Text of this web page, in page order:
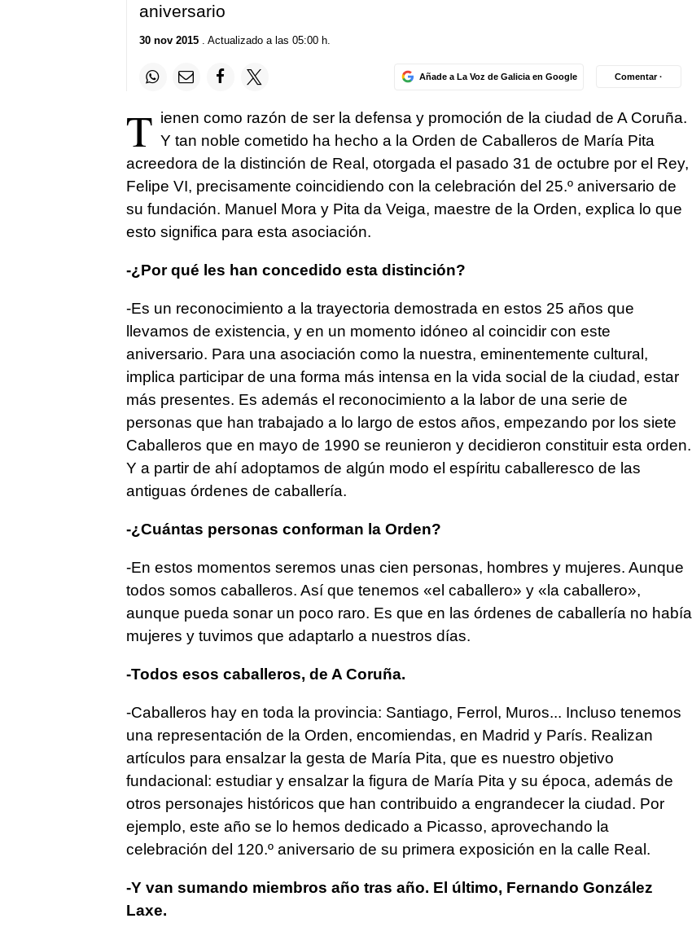
aniversario
30 nov 2015. Actualizado a las 05:00 h.
Añade a La Voz de Galicia en Google Comentar ·
T ienen como razón de ser la defensa y promoción de la ciudad de A Coruña.
Y tan noble cometido ha hecho a la Orden de Caballeros de María Pita
acreedora de la distinción de Real, otorgada el pasado 31 de octubre por el Rey,
Felipe VI, precisamente coincidiendo con la celebración del 25.º aniversario de
su fundación. Manuel Mora y Pita da Veiga, maestre de la Orden, explica lo que
esto significa para esta asociación.
-¿Por qué les han concedido esta distinción?
-Es un reconocimiento a la trayectoria demostrada en estos 25 años que
llevamos de existencia, y en un momento idóneo al coincidir con este
aniversario. Para una asociación como la nuestra, eminentemente cultural,
implica participar de una forma más intensa en la vida social de la ciudad, estar
más presentes. Es además el reconocimiento a la labor de una serie de
personas que han trabajado a lo largo de estos años, empezando por los siete
Caballeros que en mayo de 1990 se reunieron y decidieron constituir esta orden.
Y a partir de ahí adoptamos de algún modo el espíritu caballeresco de las
antiguas órdenes de caballería.
-¿Cuántas personas conforman la Orden?
-En estos momentos seremos unas cien personas, hombres y mujeres. Aunque
todos somos caballeros. Así que tenemos «el caballero» y «la caballero»,
aunque pueda sonar un poco raro. Es que en las órdenes de caballería no había
mujeres y tuvimos que adaptarlo a nuestros días.
-Todos esos caballeros, de A Coruña.
-Caballeros hay en toda la provincia: Santiago, Ferrol, Muros... Incluso tenemos
una representación de la Orden, encomiendas, en Madrid y París. Realizan
artículos para ensalzar la gesta de María Pita, que es nuestro objetivo
fundacional: estudiar y ensalzar la figura de María Pita y su época, además de
otros personajes históricos que han contribuido a engrandecer la ciudad. Por
ejemplo, este año se lo hemos dedicado a Picasso, aprovechando la
celebración del 120.º aniversario de su primera exposición en la calle Real.
-Y van sumando miembros año tras año. El último, Fernando González
Laxe.